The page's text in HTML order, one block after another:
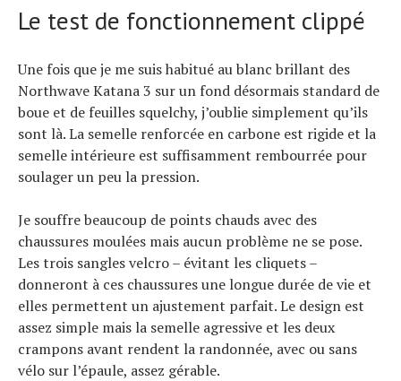
Le test de fonctionnement clippé
Une fois que je me suis habitué au blanc brillant des
Northwave Katana 3 sur un fond désormais standard de
boue et de feuilles squelchy, j’oublie simplement qu’ils
sont là. La semelle renforcée en carbone est rigide et la
semelle intérieure est suffisamment rembourrée pour
soulager un peu la pression.
Je souffre beaucoup de points chauds avec des
chaussures moulées mais aucun problème ne se pose.
Les trois sangles velcro – évitant les cliquets –
donneront à ces chaussures une longue durée de vie et
elles permettent un ajustement parfait. Le design est
assez simple mais la semelle agressive et les deux
crampons avant rendent la randonnée, avec ou sans
vélo sur l’épaule, assez gérable.